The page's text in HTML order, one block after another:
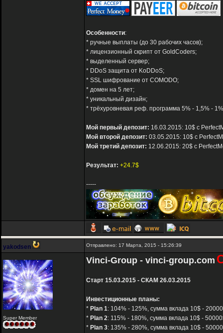
Особенности:
* ручные выплаты (до 30 рабочих часов);
* лицензионный скрипт от GoldCoders;
* выделенный сервер;
* DDoS защита от KoDDoS;
* SSL шифрование от COMODO;
* домен на 5 лет;
* уникальный дизайн;
* трёхуровневая реф. программа 5% - 1,5% -
Мой первый депозит: 16.03.2015: 10$ с
Мой второй депозит: 03.05.2015: 10$ с
Мой третий депозит: 12.06.2015: 20$ с
Результат: +24.7$
-----
yakodsen Отправлено: 17 Марта, 2015 - 15:26:39
Super Member
Vinci-Group - vinci-group.com
Старт 15.03.2015 - СКАМ 26.03.2015
Инвестиционные планы:
* Plan 1: 104% - 125%, сумма вклада 10$ -
* Plan 2: 115% - 180%, сумма вклада 10$ -
* Plan 3: 135% - 280%, сумма вклада 10$ -